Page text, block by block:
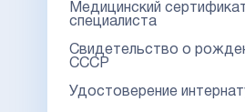
Медицинский
специалиста
Свидетельство о
СССР
Удостоверение